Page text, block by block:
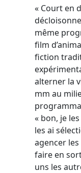
« Court en
même
film
fiction
alterner la
mm au
« bon, je
les ai
agencer
faire en
uns les